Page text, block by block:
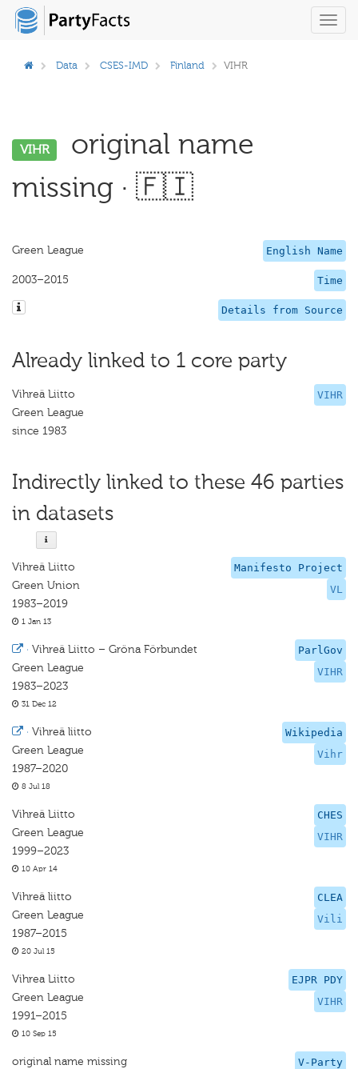
Data CSES-IMD Finland VIHR
VIHR
original name
missing · 🇫🇮
English Name
Green League
Time
2003–2015
Details from Source
Already linked to 1 core party
VIHR
Vihreä Liitto
Green League
since 1983
Indirectly linked to these 46 parties
in datasets
Manifesto Project
VL
Vihreä Liitto
Green Union
1983–2019
1 Jan 13
ParlGov
VIHR
· Vihreä Liitto – Gröna Förbundet
Green League
1983–2023
31 Dec 12
Wikipedia
Vihr
· Vihreä liitto
Green League
1987–2020
8 Jul 18
CHES
VIHR
Vihreä Liitto
Green League
1999–2023
10 Apr 14
CLEA
Vili
Vihreä liitto
Green League
1987–2015
20 Jul 15
EJPR PDY
VIHR
Vihrea Liitto
Green League
1991–2015
10 Sep 15
V-Party
original name missing